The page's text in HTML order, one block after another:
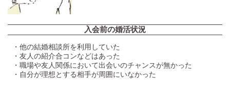
入会前の婚活状況
・他の結婚相談所を利用していた
・友人の紹介合コンなどはあった
・職場や友人関係において出会いのチャンスが無かった
・自分が理想とする相手が周囲にいなかった